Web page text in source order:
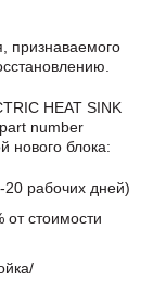
признаваемого
HEAT SINK
number
нового блока:
рабочих дней)
стоимости